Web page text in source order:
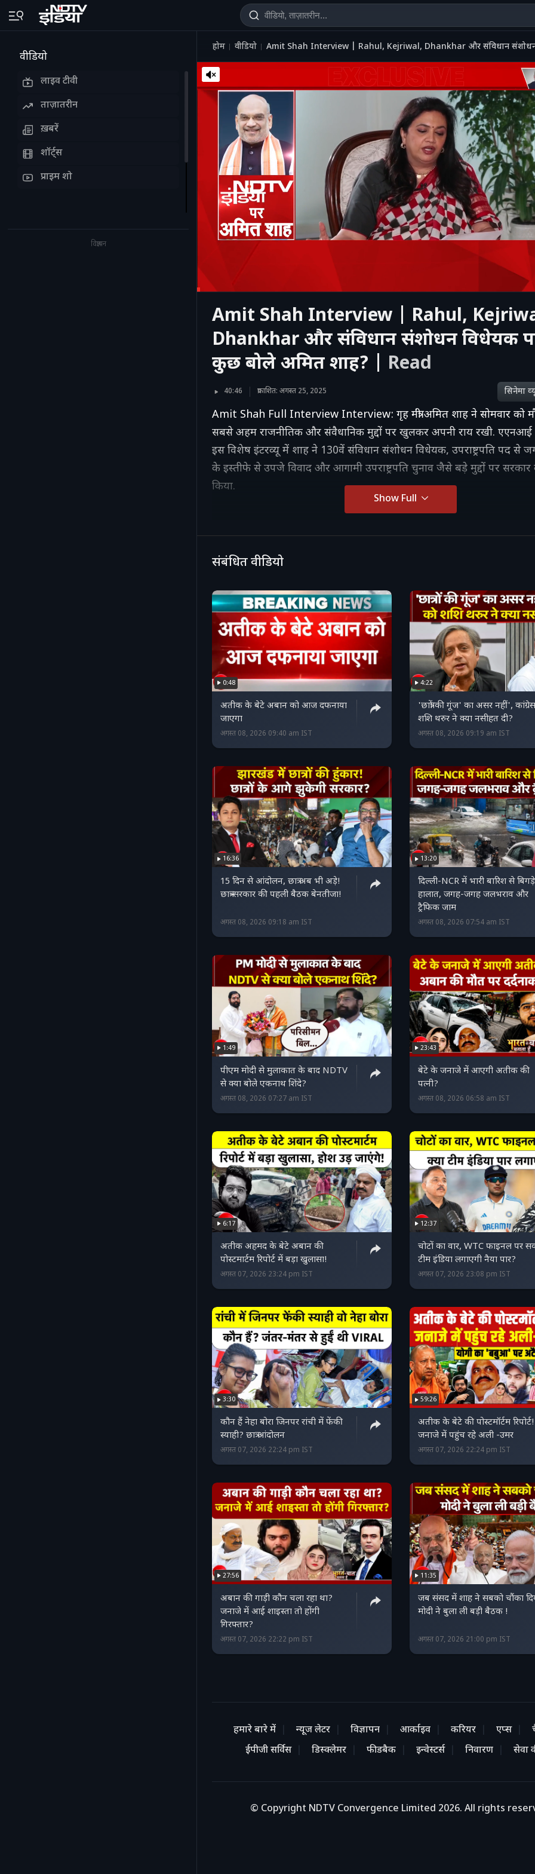
वीडियो
लाइव टीवी
ताज़ातरीन
ख़बरें
शॉर्ट्स
प्राइम शो
विज्ञापन
होम वीडियो Amit Shah Interview | Rahul, Kejriwal, Dhankhar और संविधान संशोधन
Amit Shah Interview | Rahul,
Dhankhar और संविधान संशोधन विधेयक
कुछ बोले अमित शाह? | Read
40:46 प्रकाशित: अगस्त 25, 2025 सिनेमा
Amit Shah Full Interview Interview: गृह मंत्री अमित शाह ने सोमवार को
सबसे अहम राजनीतिक और संवैधानिक मुद्दों पर खुलकर अपनी राय रखी. एएनआई
इस विशेष इंटरव्यू में शाह ने 130वें संविधान संशोधन विधेयक, उपराष्ट्रपति पद से
के इस्तीफे से उपजे विवाद और आगामी उपराष्ट्रपति चुनाव जैसे बड़े मुद्दों पर सरकार
किया.
Show Full
संबंधित वीडियो
0:48
अतीक के बेटे अबान को आज दफनाया
जाएगा
अगस्त 08, 2026 09:40 am IST
4:22
'छात्रों की गूंज' का असर नहीं',
शशि थरुर ने क्या नसीहत दी?
अगस्त 08, 2026 09:19 am IST
16:36
15 दिन से आंदोलन, छात्र अब भी अड़े!
छात्र-सरकार की पहली बैठक बेनतीजा!
अगस्त 08, 2026 09:18 am IST
13:20
दिल्ली-NCR में भारी बारिश से बिगड़े
हालात, जगह-जगह जलभराव और
ट्रैफिक जाम
अगस्त 08, 2026 07:54 am IST
1:49
पीएम मोदी से मुलाकात के बाद NDTV
से क्या बोले एकनाथ शिंदे?
अगस्त 08, 2026 07:27 am IST
23:43
बेटे के जनाजे में आएगी अतीक की
पत्नी?
अगस्त 08, 2026 06:58 am IST
6:17
अतीक अहमद के बेटे अबान की
पोस्टमार्टम रिपोर्ट में बड़ा खुलासा!
अगस्त 07, 2026 23:24 pm IST
12:37
चोटों का वार, WTC फाइनल पर
टीम इंडिया लगाएगी नैया पार?
अगस्त 07, 2026 23:08 pm IST
3:30
कौन हैं नेहा बोरा जिनपर रांची में फेंकी
स्याही? छात्र आंदोलन
अगस्त 07, 2026 22:24 pm IST
59:26
अतीक के बेटे की पोस्टमॉर्टम रिपोर्ट!
जनाजे में पहुंच रहे अली -उमर
अगस्त 07, 2026 22:24 pm IST
27:56
अबान की गाड़ी कौन चला रहा था?
जनाजे में आई शाइस्ता तो होंगी
गिरफ्तार?
अगस्त 07, 2026 22:22 pm IST
11:35
जब संसद में शाह ने सबको चौंका
मोदी ने बुला ली बड़ी बैठक !
अगस्त 07, 2026 21:00 pm IST
हमारे बारे में न्यूज लेटर विज्ञापन आर्काइव करियर एप्स
ईपीजी सर्विस
डिस्क्लेमर फीडबैक इन्वेस्टर्स निवारण सेवा
© Copyright NDTV Convergence Limited 2026. All rights